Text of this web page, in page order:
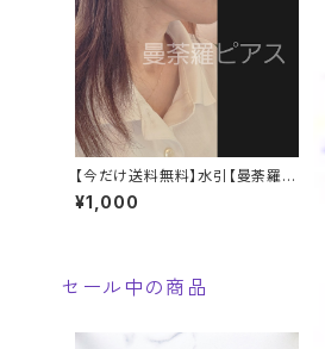
【今だけ送料無料】水引【曼荼羅結
びのシンプル耳飾り②】標準でサ
ージカルステンレスフックピアス。
¥1,000
セール中の商品